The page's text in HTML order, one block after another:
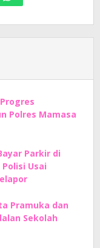
Polres Mamasa
Parkir di
Usai
Pramuka dan
Sekolah